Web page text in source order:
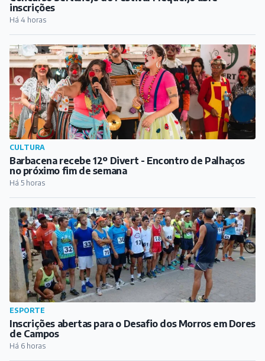
Barbacena recebe 12º Divert - Encontro de Palhaços
no próximo fim de semana
Há 5 horas
ESPORTE
Inscrições abertas para o Desafio dos Morros em Dores
de Campos
Há 6 horas
CULTURA
Dores de Campos celebra Dia dos Pais com música em
praça pública